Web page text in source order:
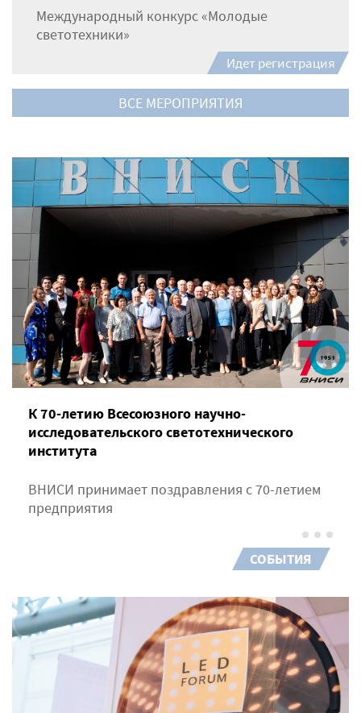
К 70-летию Всесоюзного научно-
исследовательского светотехнического
института
ВНИСИ принимает поздравления с 70-летием
предприятия
СОБЫТИЯ
Международный конкурс «Молодые
светотехники»
Идет регистрация
ВСЕ МЕРОПРИЯТИЯ